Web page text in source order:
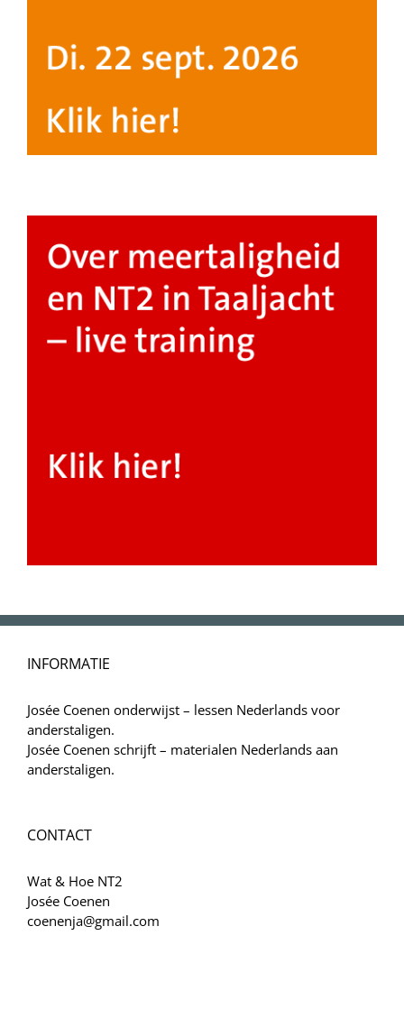
INFORMATIE
Josée Coenen onderwijst – lessen Nederlands voor
anderstaligen.
Josée Coenen schrijft – materialen Nederlands aan
anderstaligen.
CONTACT
Wat & Hoe NT2
Josée Coenen
coenenja@gmail.com